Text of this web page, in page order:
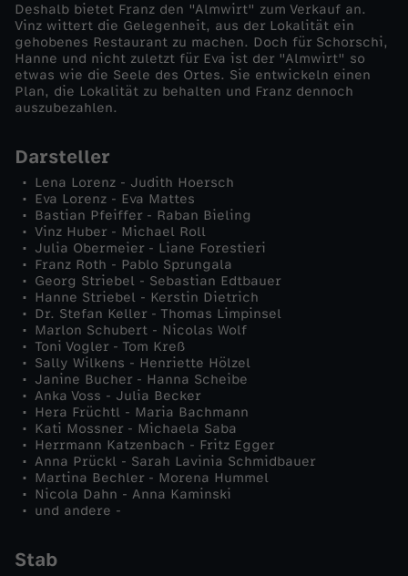
Deshalb bietet Franz den "Almwirt" zum Verkauf an.
Vinz wittert die Gelegenheit, aus der Lokalität ein
gehobenes Restaurant zu machen. Doch für Schorschi,
Hanne und nicht zuletzt für Eva ist der "Almwirt" so
etwas wie die Seele des Ortes. Sie entwickeln einen
Plan, die Lokalität zu behalten und Franz dennoch
auszubezahlen.
Darsteller
Lena Lorenz - Judith Hoersch
Eva Lorenz - Eva Mattes
Bastian Pfeiffer - Raban Bieling
Vinz Huber - Michael Roll
Julia Obermeier - Liane Forestieri
Franz Roth - Pablo Sprungala
Georg Striebel - Sebastian Edtbauer
Hanne Striebel - Kerstin Dietrich
Dr. Stefan Keller - Thomas Limpinsel
Marlon Schubert - Nicolas Wolf
Toni Vogler - Tom Kreß
Sally Wilkens - Henriette Hölzel
Janine Bucher - Hanna Scheibe
Anka Voss - Julia Becker
Hera Früchtl - Maria Bachmann
Kati Mossner - Michaela Saba
Herrmann Katzenbach - Fritz Egger
Anna Prückl - Sarah Lavinia Schmidbauer
Martina Bechler - Morena Hummel
Nicola Dahn - Anna Kaminski
und andere -
Stab